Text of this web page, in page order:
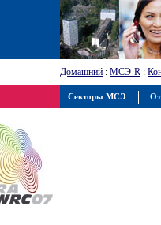
Домашний : МСЭ-R :
Секторы МСЭ